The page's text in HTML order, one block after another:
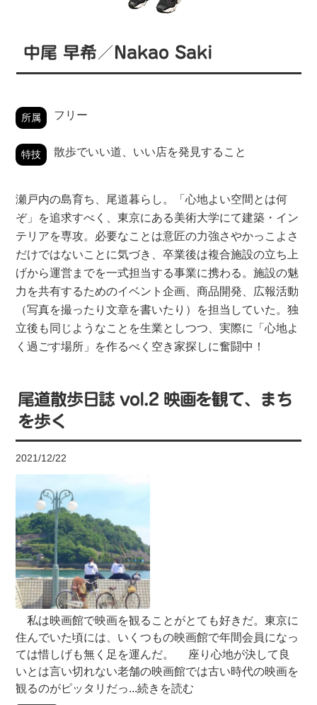
中尾 早希／Nakao Saki
所属 フリー
特技 散歩でいい道、いい店を発見すること
瀬戸内の島育ち、尾道暮らし。「心地よい空間とは何
ぞ」を追求すべく、東京にある美術大学にて建築・イン
テリアを専攻。必要なことは意匠の力強さやかっこよさ
だけではないことに気づき、卒業後は複合施設の立ち上
げから運営までを一式担当する事業に携わる。施設の魅
力を共有するためのイベント企画、商品開発、広報活動
（写真を撮ったり文章を書いたり）を担当していた。独
立後も同じようなことを生業としつつ、実際に「心地よ
く過ごす場所」を作るべく空き家探しに奮闘中！
尾道散歩日誌 vol.2 映画を観て、まち
を歩く
2021/12/22
私は映画館で映画を観ることがとても好きだ。東京に
住んでいた頃には、いくつもの映画館で年間会員になっ
ては惜しげも無く足を運んだ。 座り心地が決して良
いとは言い切れない老舗の映画館では古い時代の映画を
観るのがピッタリだっ...続きを読む